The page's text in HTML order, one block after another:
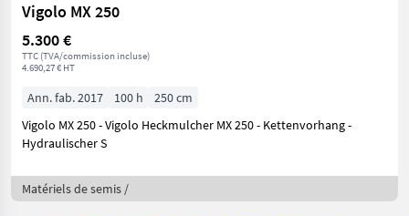
Vigolo MX 250
5.300 €
TTC (TVA/commission incluse)
4.690,27 € HT
Ann. fab. 2017 100 h
250 cm
Vigolo MX 250 - Vigolo Heckmulcher MX 250 - Kettenvorhang -
Hydraulischer S
Matériels de semis /